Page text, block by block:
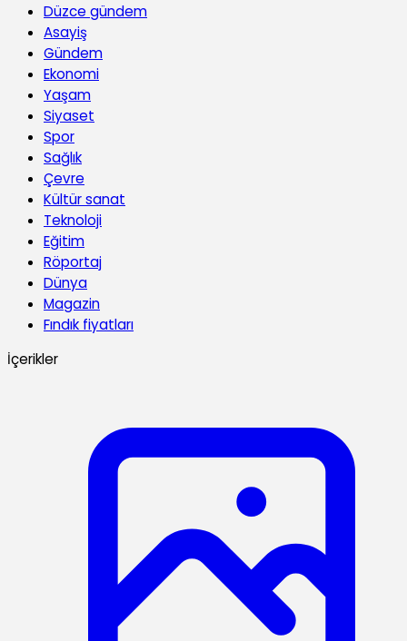
Düzce gündem
Asayiş
Gündem
Ekonomi
Yaşam
Siyaset
Spor
Sağlık
Çevre
Kültür sanat
Teknoloji
Eğitim
Röportaj
Dünya
Magazin
Fındık fiyatları
İçerikler